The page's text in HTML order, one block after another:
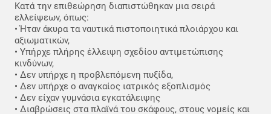
Κατά την επιθεώρηση διαπιστώθηκαν μια σειρά
ελλείψεων, όπως:
• Ήταν άκυρα τα ναυτικά πιστοποιητικά πλοιάρχου και
αξιωματικών,
• Υπήρχε πλήρης έλλειψη σχεδίου αντιμετώπισης
κινδύνων,
• Δεν υπήρχε η προβλεπόμενη πυξίδα,
• Δεν υπήρχε ο αναγκαίος ιατρικός εξοπλισμός
• Δεν είχαν γυμνάσια εγκατάλειψης
• Διαβρώσεις στα πλαϊνά του σκάφους, στους νομείς και